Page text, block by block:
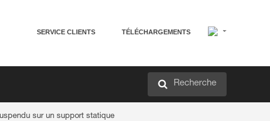
SERVICE CLIENTS TÉLÉCHARGEMENTS
Recherche
sur un support statique